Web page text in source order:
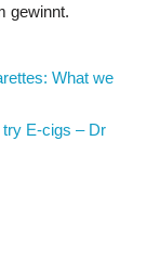
gewinnt.
What we
E-cigs – Dr